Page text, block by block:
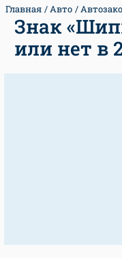
Главная Авто
Знак
или нет в